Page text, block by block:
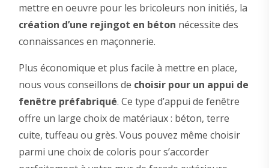
mettre en oeuvre pour les bricoleurs non initiés, la
création d’une rejingot en béton nécessite des
connaissances en maçonnerie.
Plus économique et plus facile à mettre en place,
nous vous conseillons de choisir pour un appui de
fenêtre préfabriqué. Ce type d’appui de fenêtre
offre un large choix de matériaux : béton, terre
cuite, tuffeau ou grès. Vous pouvez même choisir
parmi une choix de coloris pour s’accorder